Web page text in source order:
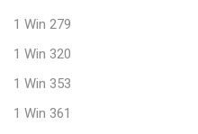
1 Win 279
1 Win 320
1 Win 353
1 Win 361